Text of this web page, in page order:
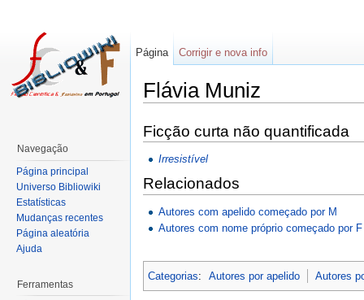
Flávia Muniz
Ficção curta não quantificada
Irresistível
Relacionados
Autores com apelido começado por M
Autores com nome próprio começado por F
Categorias: Autores por apelido Autores
Página Corrigir e nova info
Navegação
Página principal
Universo Bibliowiki
Estatísticas
Mudanças recentes
Página aleatória
Ajuda
Ferramentas